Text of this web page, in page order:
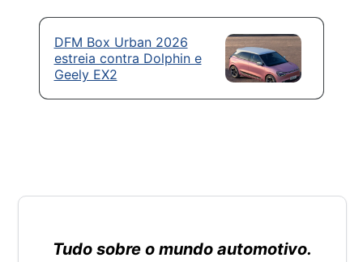
DFM Box Urban 2026
estreia contra Dolphin e
Geely EX2
Tudo sobre o mundo automotivo.